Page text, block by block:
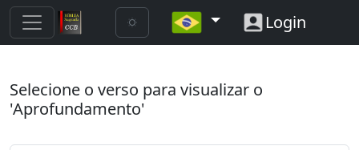
Login
Selecione o verso para visualizar o
'Aprofundamento'